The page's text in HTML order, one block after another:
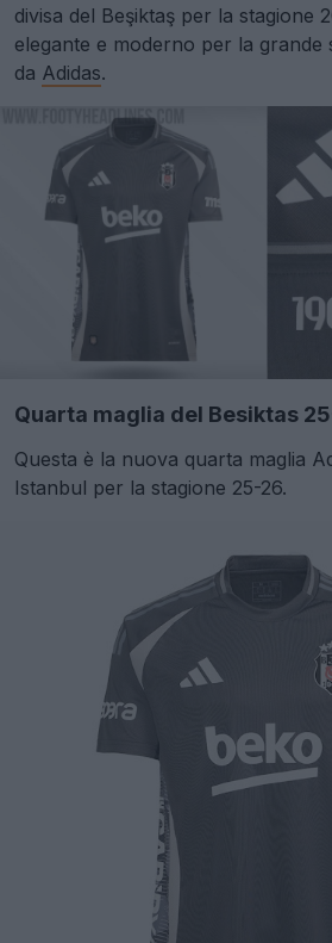
divisa del Beşiktaş per la stagione
elegante e moderno per la
da Adidas.
Quarta maglia del Besiktas
Questa è la nuova quarta maglia
Istanbul per la stagione 25-26.